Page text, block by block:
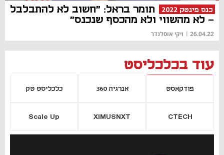
כנס פינטק 2022
תומר בראל: "חשוב לא להתבלבל
- לא מהשווי ולא מהכסף שנכנס"
26.04.22
| ויקי אוסלנדר
עוד בכלכליסט
פודקאסט אנרגיה 360 כלכליסט טק
CTECH
XIMUSNXT
Scale Up
נפתח בכרטיסייה חדשה חדשה